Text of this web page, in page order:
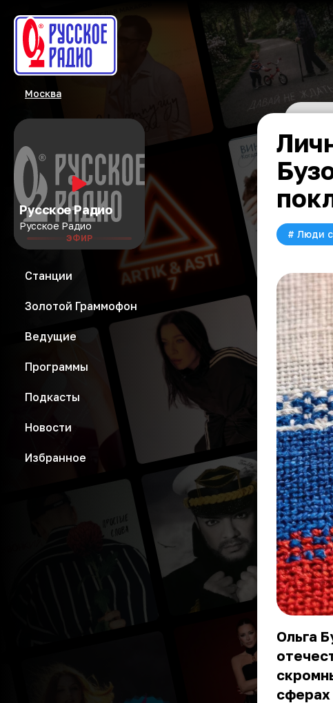
Москва
Русское Радио
Русское Радио
ЭФИР
Станции
Золотой Граммофон
Ведущие
Программы
Подкасты
Новости
Избранное
# Люди
Ольга
сферах